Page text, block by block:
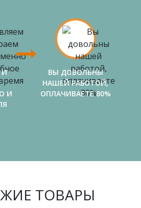
И
И
ВЫ ДОВОЛЬНЫ
НАШЕЙ РАБОТОЙ,
ОПЛАЧИВАЕТЕ 80%
ТОВАРЫ